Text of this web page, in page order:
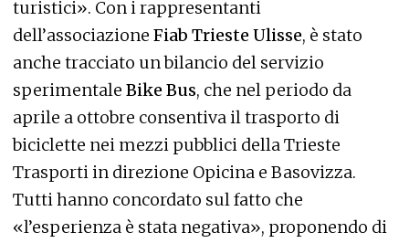
turistici». Con i rappresentanti
dell’associazione Fiab Trieste Ulisse, è stato
anche tracciato un bilancio del servizio
sperimentale Bike Bus, che nel periodo da
aprile a ottobre consentiva il trasporto di
biciclette nei mezzi pubblici della Trieste
Trasporti in direzione Opicina e Basovizza.
Tutti hanno concordato sul fatto che
«l’esperienza è stata negativa», proponendo di